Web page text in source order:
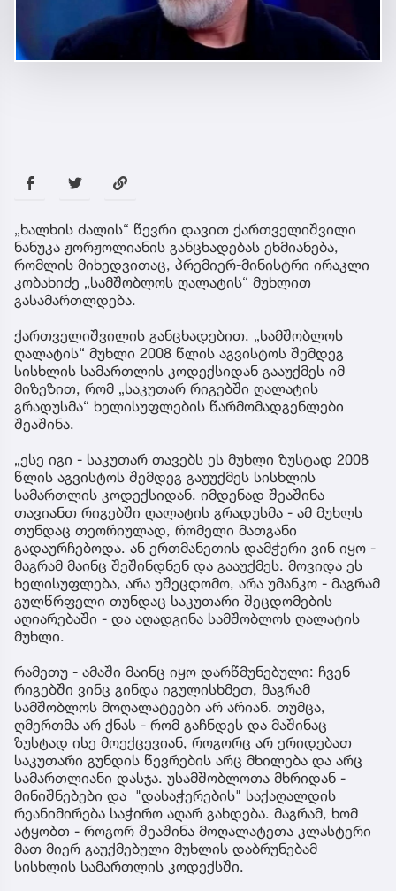
„ხალხის ძალის“ წევრი დავით ქართველიშვილი
ნანუკა ჟორჟოლიანის განცხადებას ეხმიანება,
რომლის მიხედვითაც, პრემიერ-მინისტრი ირაკლი
კობახიძე „სამშობლოს ღალატის“ მუხლით
გასამართლდება.
ქართველიშვილის განცხადებით, „სამშობლოს
ღალატის“ მუხლი 2008 წლის აგვისტოს შემდეგ
სისხლის სამართლის კოდექსიდან გააუქმეს იმ
მიზეზით, რომ „საკუთარ რიგებში ღალატის
გრადუსმა“ ხელისუფლების წარმომადგენლები
შეაშინა.
„ესე იგი - საკუთარ თავებს ეს მუხლი ზუსტად 2008
წლის აგვისტოს შემდეგ გაუუქმეს სისხლის
სამართლის კოდექსიდან. იმდენად შეაშინა
თავიანთ რიგებში ღალატის გრადუსმა - ამ მუხლს
თუნდაც თეორიულად, რომელი მათგანი
გადაურჩებოდა. ან ერთმანეთის დამჭერი ვინ იყო -
მაგრამ მაინც შეშინდნენ და გააუქმეს. მოვიდა ეს
ხელისუფლება, არა უშეცდომო, არა უმანკო - მაგრამ
გულწრფელი თუნდაც საკუთარი შეცდომების
აღიარებაში - და აღადგინა სამშობლოს ღალატის
მუხლი.
რამეთუ - ამაში მაინც იყო დარწმუნებული: ჩვენ
რიგებში ვინც გინდა იგულისხმეთ, მაგრამ
სამშობლოს მოღალატეები არ არიან. თუმცა,
ღმერთმა არ ქნას - რომ გაჩნდეს და მაშინაც
ზუსტად ისე მოექცევიან, როგორც არ ერიდებათ
საკუთარი გუნდის წევრების არც მხილება და არც
სამართლიანი დასჯა. უსამშობლოთა მხრიდან -
მინიშნებები და "დასაჭერების" საქაღალდის
რეანიმირება საჭირო აღარ გახდება. მაგრამ, ხომ
ატყობთ - როგორ შეაშინა მოღალატეთა კლასტერი
მათ მიერ გაუქმებული მუხლის დაბრუნებამ
სისხლის სამართლის კოდექსში.